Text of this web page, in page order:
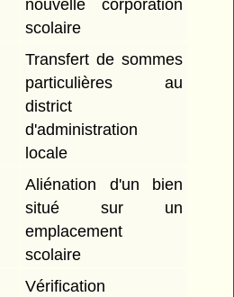
nouvelle corporation
scolaire
Transfert de sommes
particulières au
district
d'administration
locale
Aliénation d'un bien
situé sur un
emplacement
scolaire
Vérification